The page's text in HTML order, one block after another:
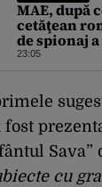
MAE, după
cetăţean
de spionaj
arestat în
asasineze
producător
23:05
Sava”
cu